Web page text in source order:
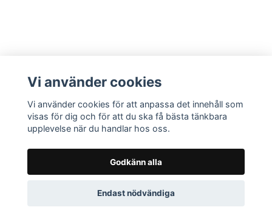
Sociala medier
© 2026 T.E Design
Vi använder cookies
Vi använder cookies för att anpassa det innehåll som
visas för dig och för att du ska få bästa tänkbara
upplevelse när du handlar hos oss.
Godkänn alla
Endast nödvändiga